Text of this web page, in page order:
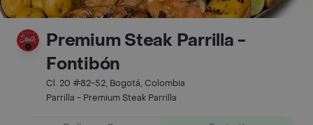
Premium Steak Parrilla -
Fontibón
Cl. 20 #82-52, Bogotá, Colombia
Parrilla - Premium Steak Parrilla